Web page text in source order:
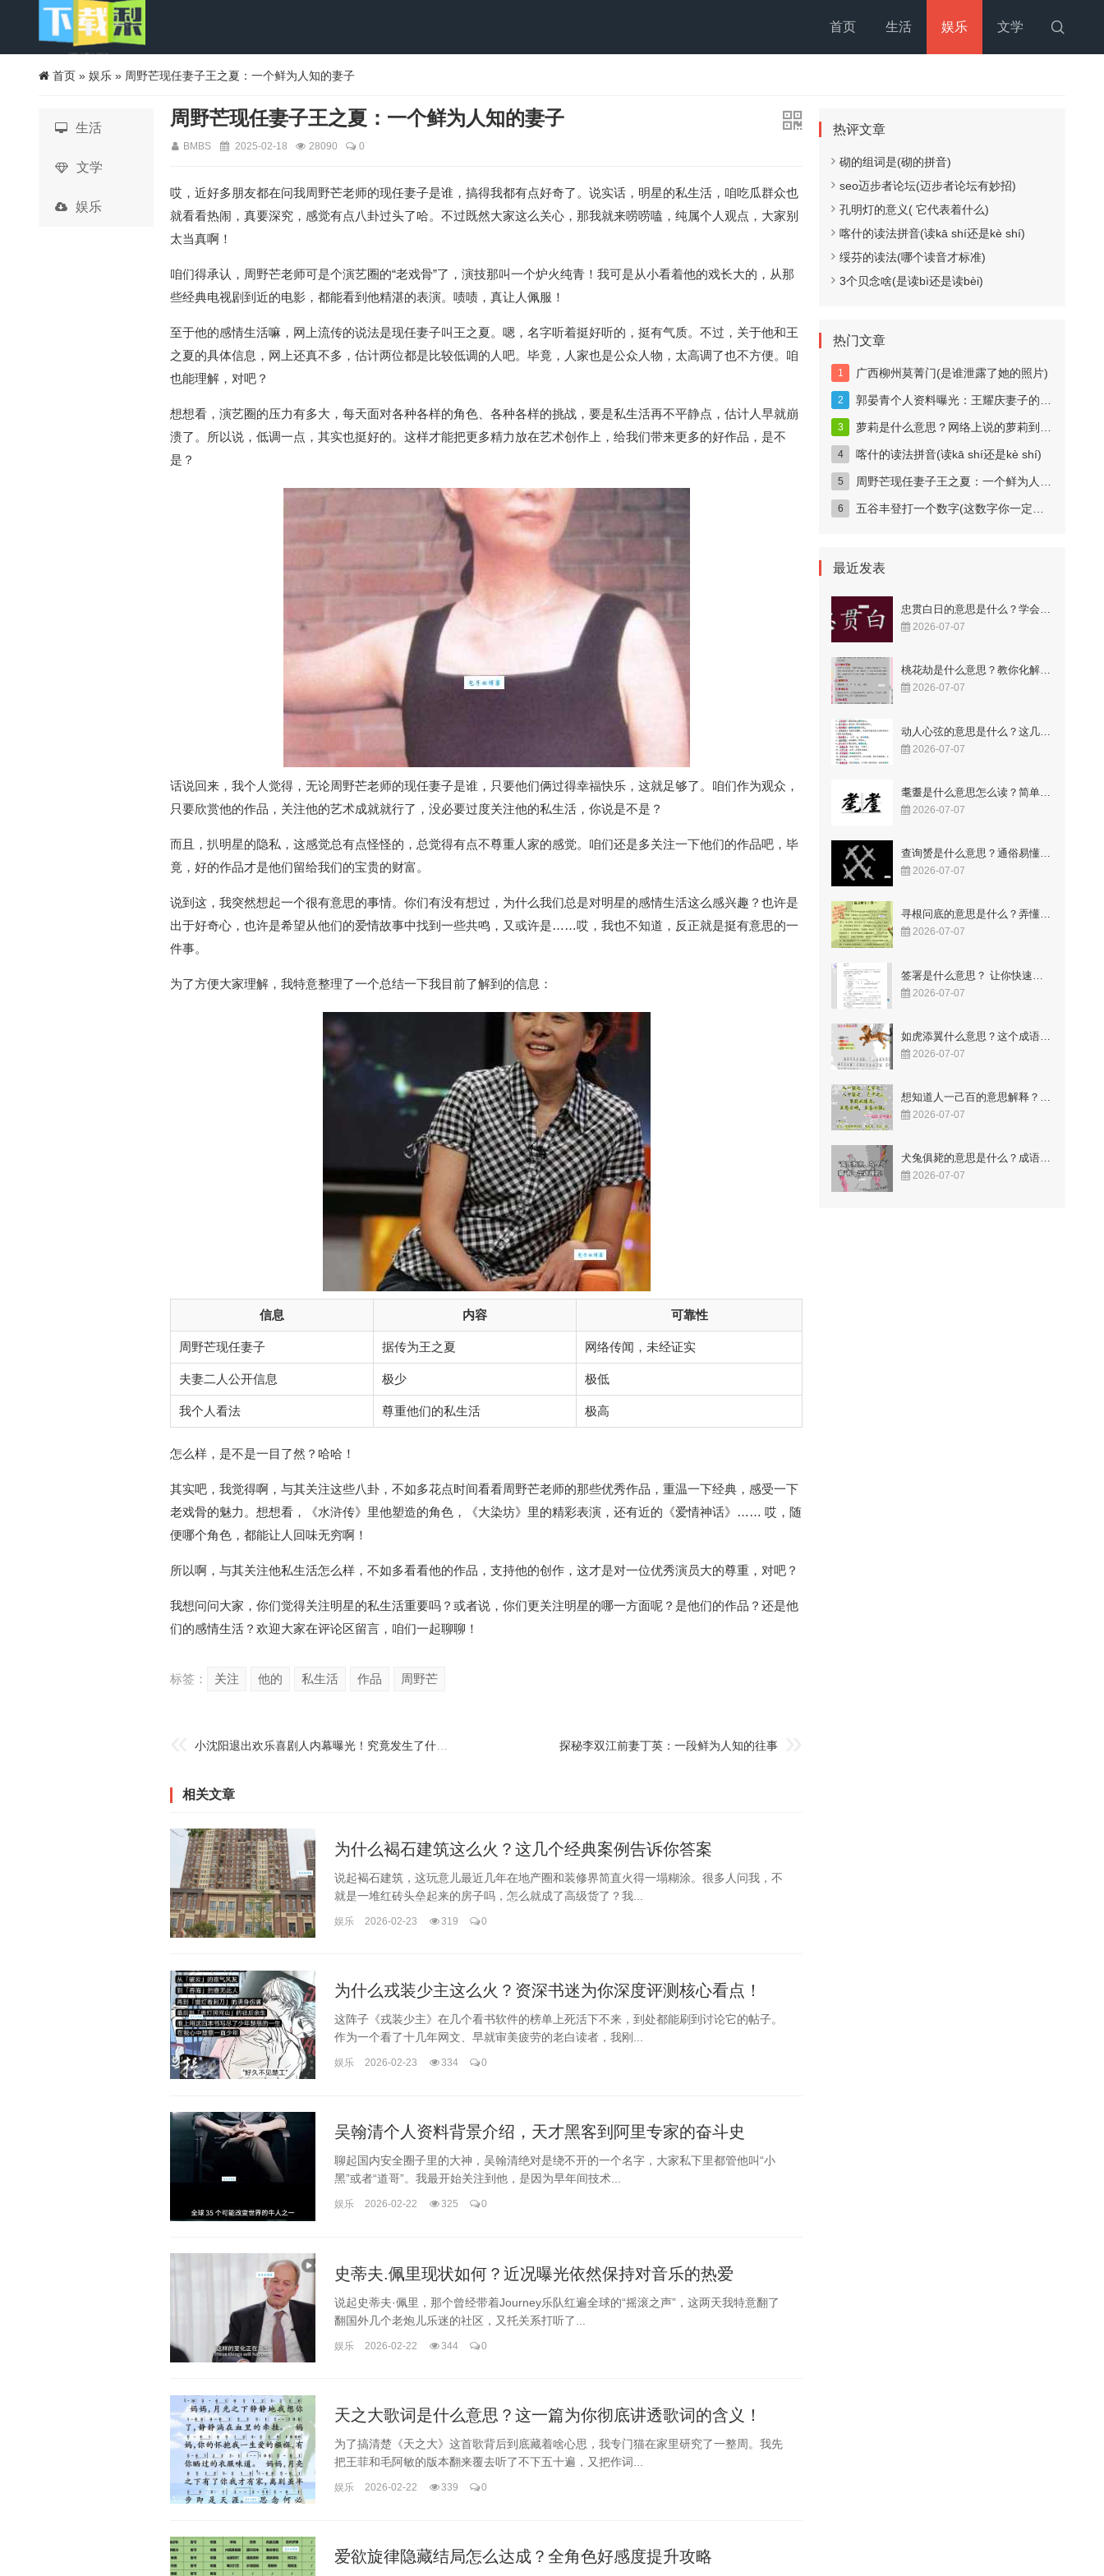

首页 生活 娱乐 文学
首页 » 娱乐 » 周野芒现任妻子王之夏：一个鲜为人知的妻子
生活
文学
娱乐
周野芒现任妻子王之夏：一个鲜为人知的妻子
BMBS 2025-02-18 28090 0
哎，近好多朋友都在问我周野芒老师的现任妻子是谁，搞得我都有点好奇了。说实话，明星的私生活，咱吃瓜群众也
就看看热闹，真要深究，感觉有点八卦过头了哈。不过既然大家这么关心，那我就来唠唠嗑，纯属个人观点，大家别
太当真啊！
咱们得承认，周野芒老师可是个演艺圈的“老戏骨”了，演技那叫一个炉火纯青！我可是从小看着他的戏长大的，从那
些经典电视剧到近的电影，都能看到他精湛的表演。啧啧，真让人佩服！
至于他的感情生活嘛，网上流传的说法是现任妻子叫王之夏。嗯，名字听着挺好听的，挺有气质。不过，关于他和王
之夏的具体信息，网上还真不多，估计两位都是比较低调的人吧。毕竟，人家也是公众人物，太高调了也不方便。咱
也能理解，对吧？
想想看，演艺圈的压力有多大，每天面对各种各样的角色、各种各样的挑战，要是私生活再不平静点，估计人早就崩
溃了。所以说，低调一点，其实也挺好的。这样才能把更多精力放在艺术创作上，给我们带来更多的好作品，是不
是？
话说回来，我个人觉得，无论周野芒老师的现任妻子是谁，只要他们俩过得幸福快乐，这就足够了。咱们作为观众，
只要欣赏他的作品，关注他的艺术成就就行了，没必要过度关注他的私生活，你说是不是？
而且，扒明星的隐私，这感觉总有点怪怪的，总觉得有点不尊重人家的感觉。咱们还是多关注一下他们的作品吧，毕
竟，好的作品才是他们留给我们的宝贵的财富。
说到这，我突然想起一个很有意思的事情。你们有没有想过，为什么我们总是对明星的感情生活这么感兴趣？也许是
出于好奇心，也许是希望从他们的爱情故事中找到一些共鸣，又或许是……哎，我也不知道，反正就是挺有意思的一
件事。
为了方便大家理解，我特意整理了一个总结一下我目前了解到的信息：
信息 内容 可靠性
周野芒现任妻子 据传为王之夏 网络传闻，未经证实
夫妻二人公开信息 极少 极低
我个人看法 尊重他们的私生活 极高
怎么样，是不是一目了然？哈哈！
其实吧，我觉得啊，与其关注这些八卦，不如多花点时间看看周野芒老师的那些优秀作品，重温一下经典，感受一下
老戏骨的魅力。想想看，《水浒传》里他塑造的角色，《大染坊》里的精彩表演，还有近的《爱情神话》…… 哎，随
便哪个角色，都能让人回味无穷啊！
所以啊，与其关注他私生活怎么样，不如多看看他的作品，支持他的创作，这才是对一位优秀演员大的尊重，对吧？
我想问问大家，你们觉得关注明星的私生活重要吗？或者说，你们更关注明星的哪一方面呢？是他们的作品？还是他
们的感情生活？欢迎大家在评论区留言，咱们一起聊聊！
标签： 关注 他的 私生活 作品 周野芒
探秘李双江前妻丁英：一段鲜为人知的往事
相关文章
为什么褐石建筑这么火？这几个经典案例告诉你答案
说起褐石建筑，这玩意儿最近几年在地产圈和装修界简直火得一塌糊涂。很多人问我，不
就是一堆红砖头垒起来的房子吗，怎么就成了高级货了？我...
娱乐 2026-02-23 319 0
为什么戎装少主这么火？资深书迷为你深度评测核心看点！
这阵子《戎装少主》在几个看书软件的榜单上死活下不来，到处都能刷到讨论它的帖子。
作为一个看了十几年网文、早就审美疲劳的老白读者，我刚...
娱乐 2026-02-23 334 0
吴翰清个人资料背景介绍，天才黑客到阿里专家的奋斗史
聊起国内安全圈子里的大神，吴翰清绝对是绕不开的一个名字，大家私下里都管他叫“小
黑”或者“道哥”。我最开始关注到他，是因为早年间技术...
娱乐 2026-02-22 325 0
史蒂夫.佩里现状如何？近况曝光依然保持对音乐的热爱
说起史蒂夫·佩里，那个曾经带着Journey乐队红遍全球的“摇滚之声”，这两天我特意翻了
翻国外几个老炮儿乐迷的社区，又托关系打听了...
娱乐 2026-02-22 344 0
天之大歌词是什么意思？这一篇为你彻底讲透歌词的含义！
为了搞清楚《天之大》这首歌背后到底藏着啥心思，我专门猫在家里研究了一整周。我先
把王菲和毛阿敏的版本翻来覆去听了不下五十遍，又把作词...
娱乐 2026-02-22 339 0
爱欲旋律隐藏结局怎么达成？全角色好感度提升攻略
热评文章
砌的组词是(砌的拼音)
seo迈步者论坛(迈步者论坛有妙招)
孔明灯的意义( 它代表着什么)
喀什的读法拼音(读kā shí还是kè shí)
绥芬的读法(哪个读音才标准)
3个贝念啥(是读bì还是读bèi)
热门文章
广西柳州莫菁门(是谁泄露了她的照片)
郭晏青个人资料曝光：王耀庆妻子的科技女神身份揭秘
萝莉是什么意思？网络上说的萝莉到底指什么？
喀什的读法拼音(读kā shí还是kè shí)
周野芒现任妻子王之夏：一个鲜为人知的妻子
五谷丰登打一个数字(这数字你一定猜得到)
最近发表
忠贯白日的意思是什么？学会这样用更显智慧！
2026-07-07
桃花劫是什么意思？教你化解烂桃花的秘籍！
2026-07-07
2026-07-07
2026-07-07
查询赟是什么意思？通俗易懂的解释来了
2026-07-07
寻根问底的意思是什么？弄懂这两个字让你豁然开朗！
2026-07-07
2026-07-07
2026-07-07
想知道人一己百的意思解释？这几点让你一看就懂！
2026-07-07
犬兔俱毙的意思是什么？成语故事告诉你答案！
2026-07-07